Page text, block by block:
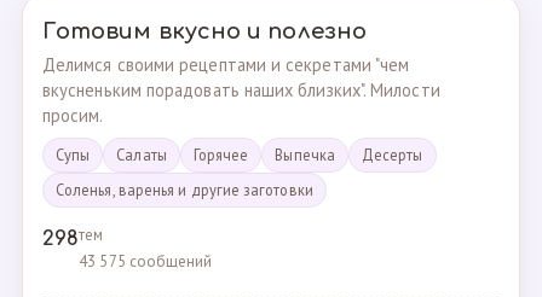
Готовим вкусно и полезно
Делимся своими рецептами и секретами "чем
вкусненьким порадовать наших близких". Милости
просим.
Супы Cалаты Горячее Выпечка
Десерты
Соленья, варенья и другие заготовки
298тем
43 575 сообщений